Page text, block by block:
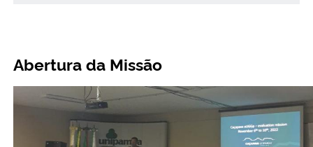
Abertura da Missão